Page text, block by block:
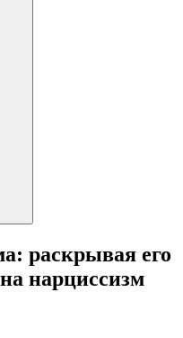
раскрывая его
нарциссизм